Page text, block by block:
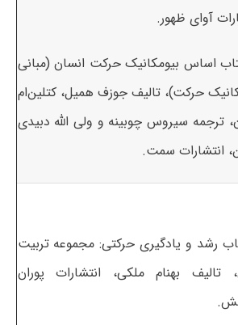
آوای ظهور.
اساس بیومکانیک حرکت انسان (مبانی
حرکت)، تالیف جوزف همیل، کتلین‌ام
ترجمه سیروس چوبینه و ولی الله دبیدی
انتشارات سمت.
رشد و یادگیری حرکتی: مجموعه تربیت
تالیف بهنام ملکی، انتشارات پوران